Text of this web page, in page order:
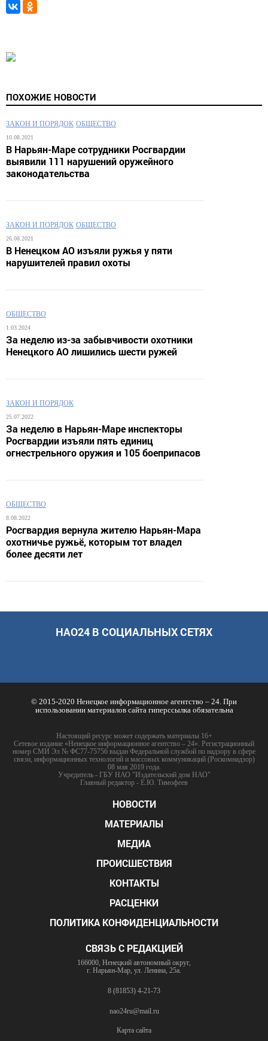
ПОХОЖИЕ НОВОСТИ
ЗАКОН И ПОРЯДОК ОБЩЕСТВО
10.08.2021
В Нарьян-Маре сотрудники Росгвардии
выявили 111 нарушений оружейного
законодательства
ЗАКОН И ПОРЯДОК ОБЩЕСТВО
26.08.2021
В Ненецком АО изъяли ружья у пяти
нарушителей правил охоты
ОБЩЕСТВО
1.03.2024
За неделю из-за забывчивости охотники
Ненецкого АО лишились шести ружей
ЗАКОН И ПОРЯДОК
25.07.2022
За неделю в Нарьян-Маре инспекторы
Росгвардии изъяли пять единиц
огнестрельного оружия и 105 боеприпасов
ОБЩЕСТВО
8.08.2022
Росгвардия вернула жителю Нарьян-Мара
охотничье ружьё, которым тот владел
более десяти лет
НАО24 В СОЦИАЛЬНЫХ СЕТЯХ
© 2015-2020 Ненецкое информационное агентство – 24. При
использовании материалов сайта гиперссылка обязательна
Настоящий ресурс может содержать материалы 16+
Сетевое издание «Ненецкое информационное агентство – 24». Регистрационный
номер СМИ Эл № ФС77-75756 выдан Федеральной службой по надзору в сфере
связи, информационных технологий и массовых коммуникаций (Роскомнадзор)
08 мая 2019 года.
Учредитель - ГБУ НАО "Издательский дом НАО"
Главный редактор - Е.Ю. Тимофеев
НОВОСТИ
МАТЕРИАЛЫ
МЕДИА
ПРОИСШЕСТВИЯ
КОНТАКТЫ
РАСЦЕНКИ
ПОЛИТИКА КОНФИДЕНЦИАЛЬНОСТИ
СВЯЗЬ С РЕДАКЦИЕЙ
166000, Ненецкий автономный округ,
г. Нарьян-Мар, ул. Ленина, 25а.
8 (81853) 4-21-73
nao24ru@mail.ru
Карта сайта